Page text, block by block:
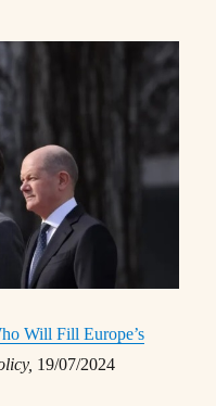
Will Fill Europe’s
19/07/2024